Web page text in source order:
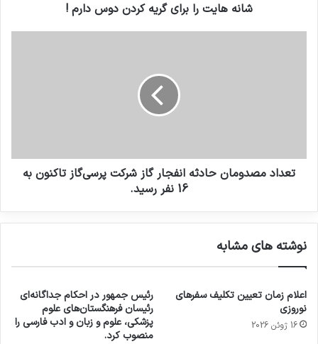
شانه هایت را برای گریه کردن دوس دارم !
تعداد مصدومان حادثه انفجار گاز شرکت پرسی‌گاز تاکنون به
16 نفر رسید.
نوشته های مشابه
اعلام زمان تعیین تکلیف سفرهای
نوروزی
16 ژوئن 2026
رئیس جمهور در احکام جداگانه‌ای
رئیسان فرهنگستان‌های علوم
پزشکی، علوم و زبان و ادب فارسی را
منصوب کرد.